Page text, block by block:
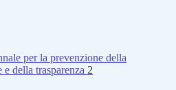
per la prevenzione della
e della trasparenza 2